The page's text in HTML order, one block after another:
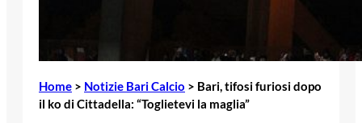
Home > Notizie Bari Calcio > Bari, tifosi furiosi dopo
il ko di Cittadella: “Toglietevi la maglia”